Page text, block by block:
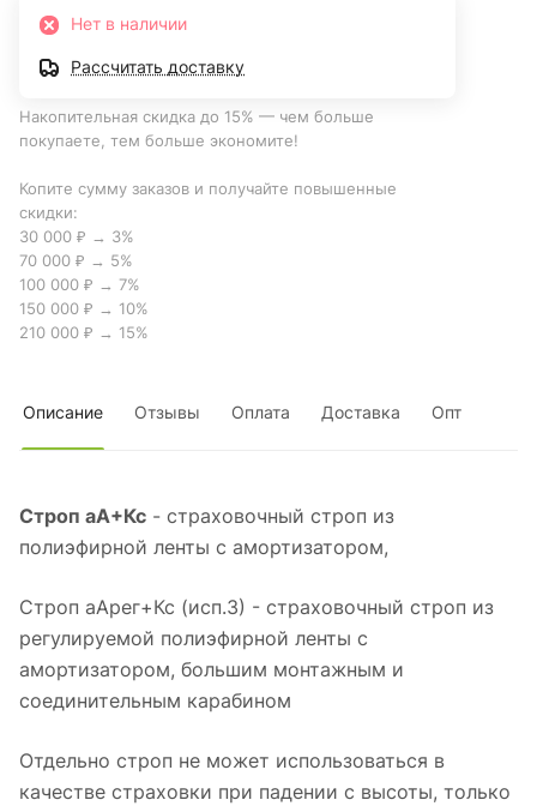
Нет в наличии
Рассчитать доставку
Накопительная скидка до 15% — чем больше
покупаете, тем больше экономите!
Копите сумму заказов и получайте повышенные
скидки:
30 000 ₽ → 3%
70 000 ₽ → 5%
100 000 ₽ → 7%
150 000 ₽ → 10%
210 000 ₽ → 15%
Описание Отзывы Оплата Доставка Опт
Строп аА+Кс - страховочный строп из
полиэфирной ленты с амортизатором,
Строп аАрег+Кс (исп.3) - страховочный строп из
регулируемой полиэфирной ленты с
амортизатором, большим монтажным и
соединительным карабином
Отдельно строп не может использоваться в
качестве страховки при падении с высоты, только